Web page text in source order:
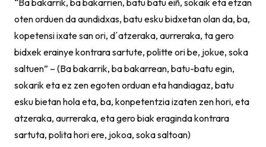
“Ba bakarrik, ba bakarrien, batu batu eiñ, sokaik eta etzan
oten orduen da aundidxas, batu esku bidxetan olan da, ba,
kopetensi ixate san ori, d´atzeraka, aurreraka, ta gero
bidxek erainye kontrara sartute, politte ori be, jokue, soka
saltuen” – (Ba bakarrik, ba bakarrean, batu-batu egin,
sokarik eta ez zen egoten orduan eta handiagaz, batu
esku bietan hola eta, ba, konpetentzia izaten zen hori, eta
atzeraka, aurreraka, eta gero biak eraginda kontrara
sartuta, polita hori ere, jokoa, soka saltoan)